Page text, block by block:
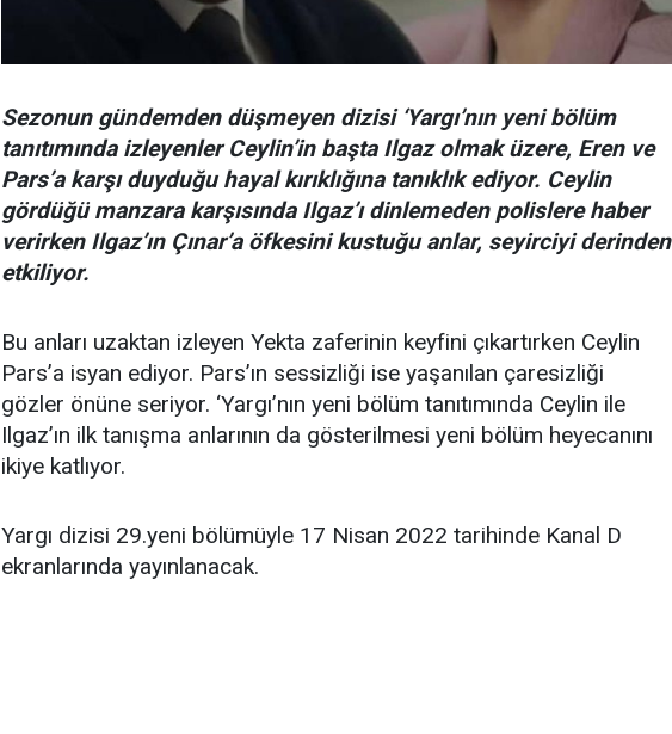
Sezonun gündemden düşmeyen dizisi ‘Yargı’nın yeni bölüm
tanıtımında izleyenler Ceylin’in başta Ilgaz olmak üzere, Eren ve
Pars’a karşı duyduğu hayal kırıklığına tanıklık ediyor. Ceylin
gördüğü manzara karşısında Ilgaz’ı dinlemeden polislere haber
verirken Ilgaz’ın Çınar’a öfkesini kustuğu anlar, seyirciyi derinden
etkiliyor.
Bu anları uzaktan izleyen Yekta zaferinin keyfini çıkartırken Ceylin
Pars’a isyan ediyor. Pars’ın sessizliği ise yaşanılan çaresizliği
gözler önüne seriyor. ‘Yargı’nın yeni bölüm tanıtımında Ceylin ile
Ilgaz’ın ilk tanışma anlarının da gösterilmesi yeni bölüm heyecanını
ikiye katlıyor.
Yargı dizisi 29.yeni bölümüyle 17 Nisan 2022 tarihinde Kanal D
ekranlarında yayınlanacak.